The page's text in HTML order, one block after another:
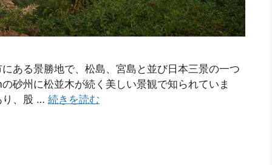
ある景勝地で、松島、宮島と並び日本三景の一つ
砂州に松並木が続く美しい景観で知られていま
り、股 … 続きを読む